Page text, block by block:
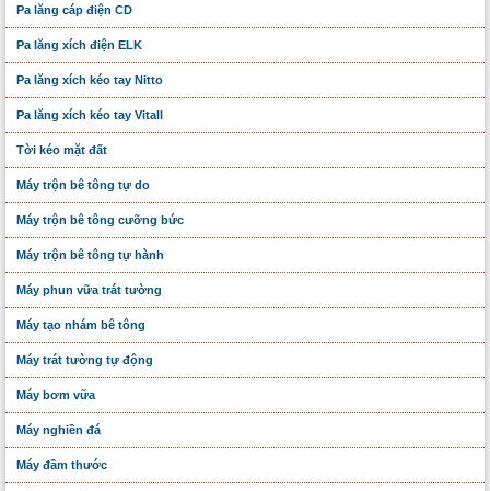
Pa lăng cáp điện CD
Pa lăng xích điện ELK
Pa lăng xích kéo tay Nitto
Pa lăng xích kéo tay Vitall
Tời kéo mặt đất
Máy trộn bê tông tự do
Máy trộn bê tông cưỡng bức
Máy trộn bê tông tự hành
Máy phun vữa trát tường
Máy tạo nhám bê tông
Máy trát tường tự động
Máy bơm vữa
Máy nghiền đá
Máy đầm thước